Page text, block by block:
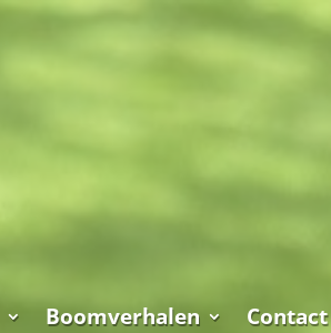
Boomverhalen Contact